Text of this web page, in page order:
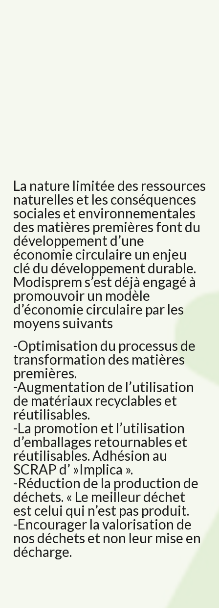
La nature limitée des ressources
naturelles et les conséquences
sociales et environnementales
des matières premières font du
développement d’une
économie circulaire un enjeu
clé du développement durable.
Modisprem s’est déjà engagé à
promouvoir un modèle
d’économie circulaire par les
moyens suivants
-Optimisation du processus de
transformation des matières
premières.
-Augmentation de l’utilisation
de matériaux recyclables et
réutilisables.
-La promotion et l’utilisation
d’emballages retournables et
réutilisables. Adhésion au
SCRAP d’ »Implica ».
-Réduction de la production de
déchets. « Le meilleur déchet
est celui qui n’est pas produit.
-Encourager la valorisation de
nos déchets et non leur mise en
décharge.